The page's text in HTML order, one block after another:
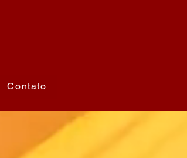
Contato